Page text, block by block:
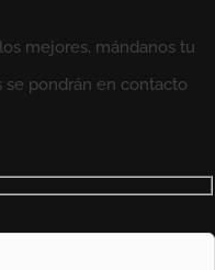
mejores, mándanos tu
se pondrán en contacto